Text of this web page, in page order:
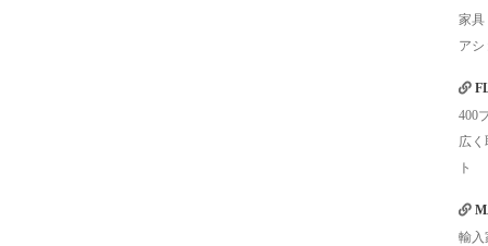
家具
ア
400
広
ト
輸入